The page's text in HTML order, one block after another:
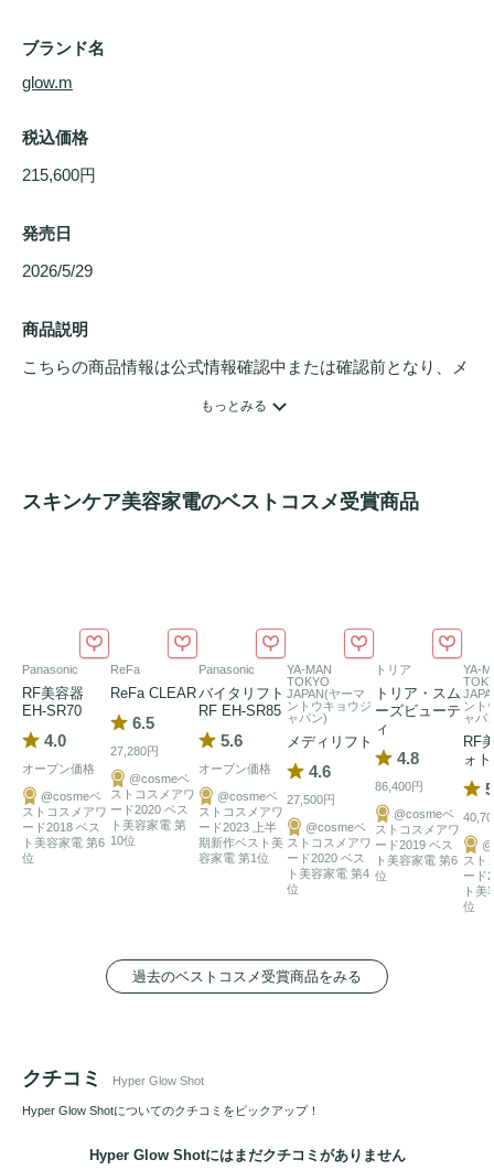
ブランド名
glow.m
税込価格
215,600円
発売日
2026/5/29
商品説明
こちらの商品情報は公式情報確認中または確認前となり、メ
たった１台で完成するハリ・ボリューム・ツヤ・浸透・ライ
たるんで見える部位を引き締め
、一層変わった輪郭へ。
顔だけでなく、デコルテ・肩ラインまで整えるケアをお楽し
もっとみる
スキンケア美容家電のベストコスメ受賞商品
Panasonic
RF美容器
EH-SR70
4.0
オープン価格
@cosmeベ
ストコスメアワ
ード2018 ベス
ト美容家電 第6
位
ReFa
ReFa CLEAR
6.5
27,280円
@cosmeベ
ストコスメアワ
ード2020 ベス
ト美容家電 第
10位
Panasonic
バイタリフト
RF EH-SR85
5.6
オープン価格
@cosmeベ
ストコスメアワ
ード2023 上半
期新作ベスト美
容家電 第1位
YA-MAN
TOKYO
JAPAN(ヤーマ
ントウキョウジ
ャパン)
メディリフト
4.6
27,500円
@cosmeベ
ストコスメアワ
ード2020 ベス
ト美容家電 第4
位
トリア
トリア・スム
ーズビューテ
ィ
4.8
86,400円
@cosmeベ
ストコスメアワ
ード2019 ベス
ト美容家電 第6
位
YA-
ント
ャパ
RF
ォ
スト
ード
ト美
位
過去のベストコスメ受賞商品をみる
クチコミ Hyper Glow Shot
Hyper Glow Shotについてのクチコミをピックアップ！
Hyper Glow Shotにはまだクチコミがありません